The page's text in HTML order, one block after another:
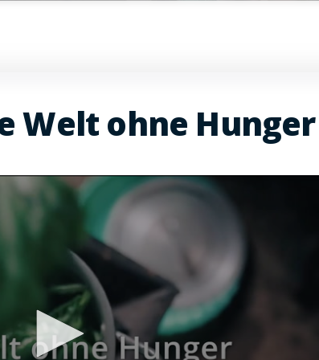
Welt ohne Hunger